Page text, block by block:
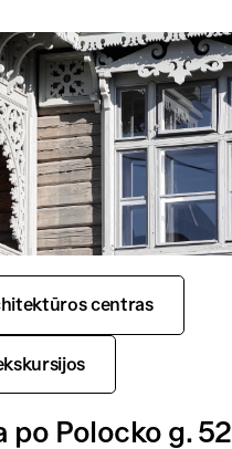
centras
po Polocko g. 52